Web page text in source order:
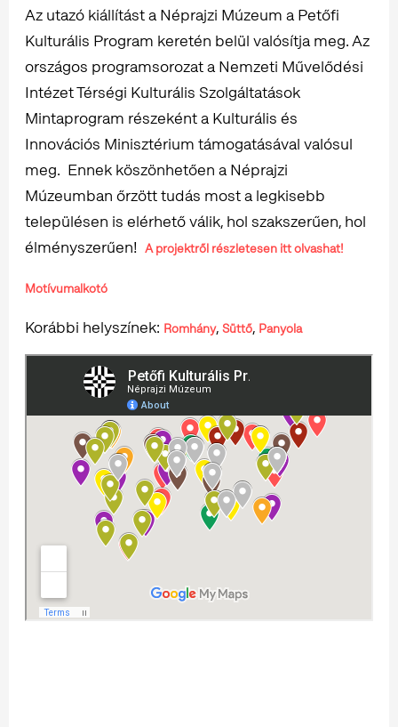
Az utazó kiállítást a Néprajzi Múzeum a Petőfi
Kulturális Program keretén belül valósítja meg. Az
országos programsorozat a Nemzeti Művelődési
Intézet Térségi Kulturális Szolgáltatások
Mintaprogram részeként a Kulturális és
Innovációs Minisztérium támogatásával valósul
meg. Ennek köszönhetően a Néprajzi
Múzeumban őrzött tudás most a legkisebb
településen is elérhető válik, hol szakszerűen, hol
élményszerűen! A projektről részletesen itt olvashat!
Motívumalkotó
Korábbi helyszínek: Romhány, Süttő, Panyola